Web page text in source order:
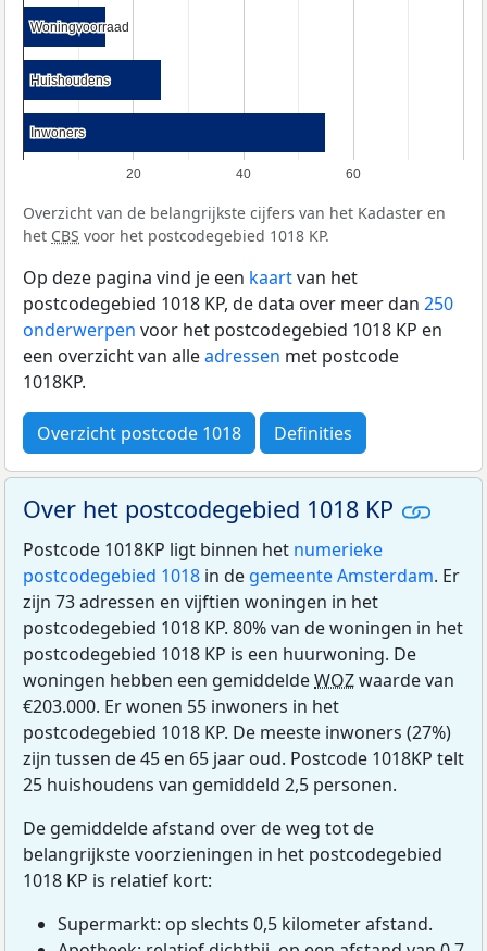
20 40 60
Woningvoorraad
Woningvoorraad
Huishoudens
Huishoudens
Inwoners
Inwoners
Overzicht van de belangrijkste cijfers van het Kadaster en
het CBS voor het postcodegebied 1018 KP.
Op deze pagina vind je een kaartvan het
postcodegebied 1018 KP, de data over meer dan 250
onderwerpen voor het postcodegebied 1018 KP en
een overzicht van alleadressen met postcode
1018KP.
Overzicht postcode 1018 Definities
Over het postcodegebied 1018 KP
Postcode 1018KP ligt binnen het numerieke
postcodegebied 1018 in de gemeente Amsterdam. Er
zijn 73 adressen en vijftien woningen in het
postcodegebied 1018 KP. 80% van de woningen in het
postcodegebied 1018 KP is een huurwoning. De
woningen hebben een gemiddeldeWOZwaarde van
€203.000. Er wonen 55 inwoners in het
postcodegebied 1018 KP. De meeste inwoners (27%)
zijn tussen de 45 en 65 jaar oud. Postcode 1018KP telt
25 huishoudens van gemiddeld 2,5 personen.
De gemiddelde afstand over de weg tot de
belangrijkste voorzieningen in het postcodegebied
1018 KP is relatief kort:
Supermarkt: op slechts 0,5 kilometer afstand.